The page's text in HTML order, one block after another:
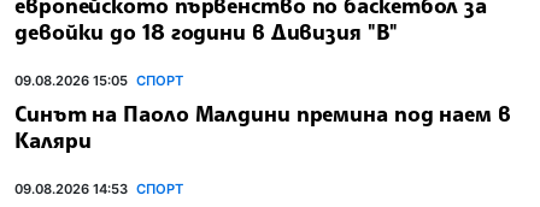
девойки до 18 години в Дивизия "В"
09.08.2026 15:05 СПОРТ
Синът на Паоло Малдини премина под наем в
Каляри
09.08.2026 14:53 СПОРТ